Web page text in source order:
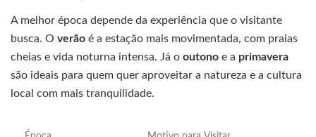
A melhor época depende da experiência que o visitante
busca. O verão é a estação mais movimentada, com praias
cheias e vida noturna intensa. Já o outono e a primavera
são ideais para quem quer aproveitar a natureza e a cultura
local com mais tranquilidade.